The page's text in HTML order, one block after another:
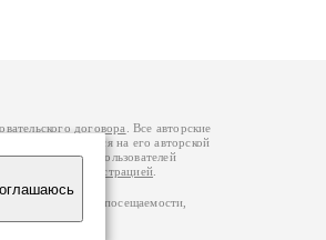
договора
. Все авторские
можете обратиться на его авторской
. Данные пользователей
связаться с администрацией
счетчика посещаемости,